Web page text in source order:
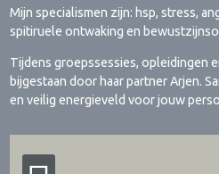
Mijn specialismen zijn: hsp, stress,
spitiruele ontwaking en
Tijdens groepssessies, opleidingen
bijgestaan door haar partner Arjen.
en veilig energieveld voor jouw